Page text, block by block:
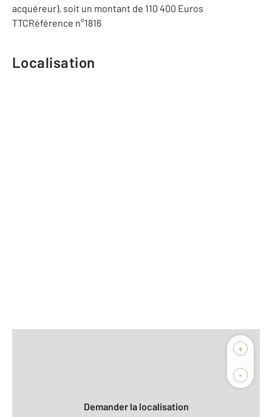
acquéreur), soit un montant de 110 400 Euros
TTCRéférence n°1816
Localisation
+
-
Biens vendus
Demander la localisation